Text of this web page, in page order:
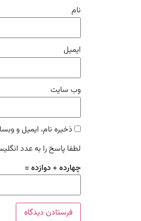
نام
ایمیل
وب‌ سایت
ذخیره نام، ایمیل و
لطفا پاسخ را به عدد
چهارده + دوازده =